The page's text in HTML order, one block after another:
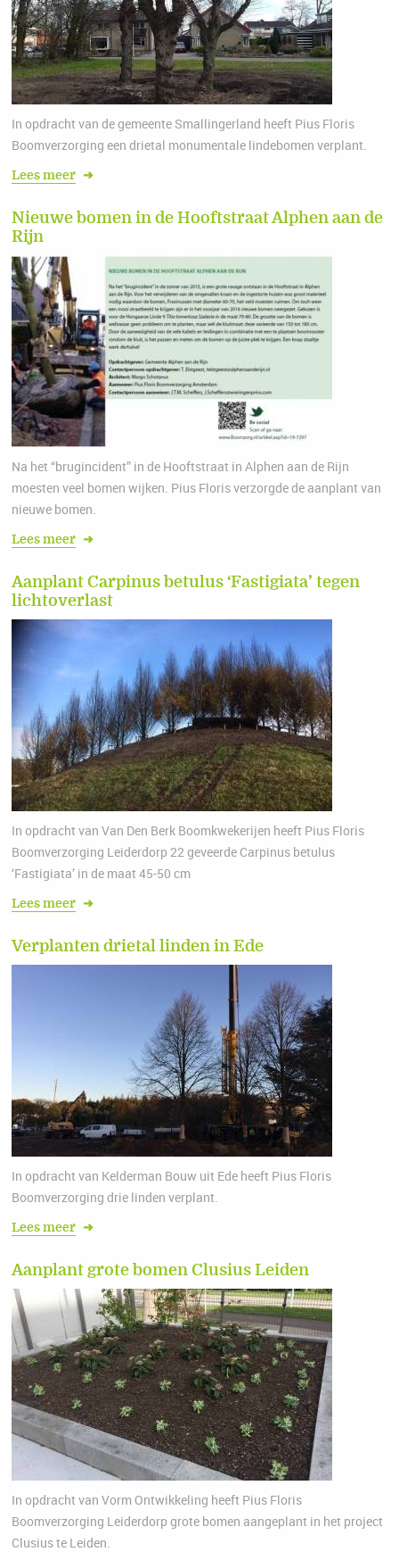
In opdracht van de gemeente Smallingerland heeft Pius Floris
Boomverzorging een drietal monumentale lindebomen verplant.
Lees meer ➜
Nieuwe bomen in de Hooftstraat Alphen aan de
Rijn
Na het “brugincident” in de Hooftstraat in Alphen aan de Rijn
moesten veel bomen wijken. Pius Floris verzorgde de aanplant van
nieuwe bomen.
Lees meer ➜
Aanplant Carpinus betulus ‘Fastigiata’ tegen
lichtoverlast
In opdracht van Van Den Berk Boomkwekerijen heeft Pius Floris
Boomverzorging Leiderdorp 22 geveerde Carpinus betulus
‘Fastigiata’ in de maat 45-50 cm
Lees meer ➜
Verplanten drietal linden in Ede
In opdracht van Kelderman Bouw uit Ede heeft Pius Floris
Boomverzorging drie linden verplant.
Lees meer ➜
Aanplant grote bomen Clusius Leiden
In opdracht van Vorm Ontwikkeling heeft Pius Floris
Boomverzorging Leiderdorp grote bomen aangeplant in het project
Clusius te Leiden.